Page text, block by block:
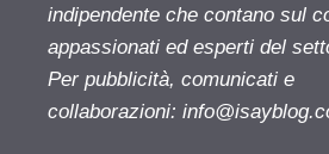
indipendente che contano sul
appassionati ed esperti del
Per pubblicità, comunicati e
collaborazioni: